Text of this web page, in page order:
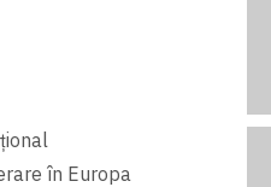
în Europa